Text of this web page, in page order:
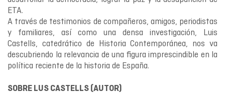
ETA.
A través de testimonios de compañeros, amigos, periodistas
y familiares, así como una densa investigación, Luis
Castells, catedrático de Historia Contemporánea, nos va
descubriendo la relevancia de una figura imprescindible en la
política reciente de la historia de España.
SOBRE LUS CASTELLS (AUTOR)